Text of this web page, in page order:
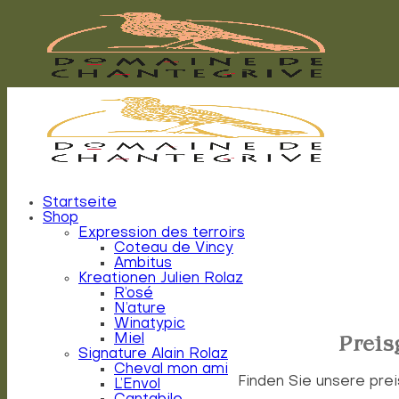
springen
Startseite
Shop
Expression des terroirs
Coteau de Vincy
Ambitus
Kreationen Julien Rolaz
R’osé
N’ature
Winatypic
Miel
Signature Alain Rolaz
Cheval mon ami
L’Envol
Finden Sie unsere